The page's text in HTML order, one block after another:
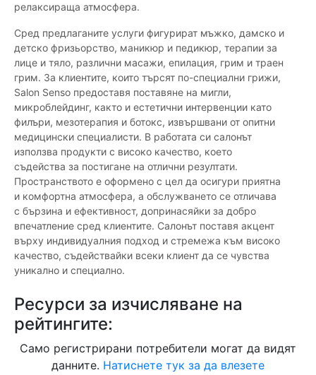
релаксираща атмосфера.
Сред предлаганите услуги фигурират мъжко, дамско и
детско фризьорство, маникюр и педикюр, терапии за
лице и тяло, различни масажи, епилация, грим и траен
грим. За клиентите, които търсят по-специални грижи,
Salon Senso предоставя поставяне на мигли,
микроблейдинг, както и естетични интервенции като
филъри, мезотерапия и ботокс, извършвани от опитни
медицински специалисти. В работата си салонът
използва продукти с високо качество, което
съдейства за постигане на отлични резултати.
Пространството е оформено с цел да осигури приятна
и комфортна атмосфера, а обслужването се отличава
с бързина и ефективност, допринасяйки за добро
впечатление сред клиентите. Салонът поставя акцент
върху индивидуалния подход и стремежа към високо
качество, съдействайки всеки клиент да се чувства
уникално и специално.
Ресурси за изчисляване на
рейтингите:
Само регистрирани потребители могат да видят
данните. Натиснете тук за да влезете